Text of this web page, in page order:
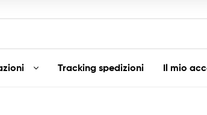
Tracking spedizioni Il mio